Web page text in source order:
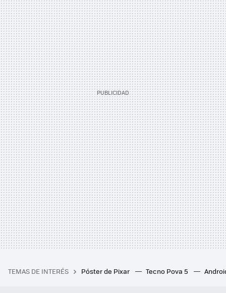
TEMAS DE INTERÉS Póster de Pixar Tecno Pova 5